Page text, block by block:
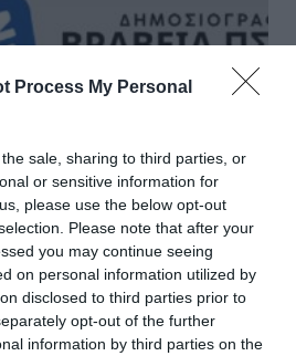
Process My Personal
sale, sharing to third parties, or
or sensitive information for
please use the below opt-out
Please note that after your
you may continue seeing
on personal information utilized by
disclosed to third parties prior to
opt-out of the further
information by third parties on the
τελετής απονομής των